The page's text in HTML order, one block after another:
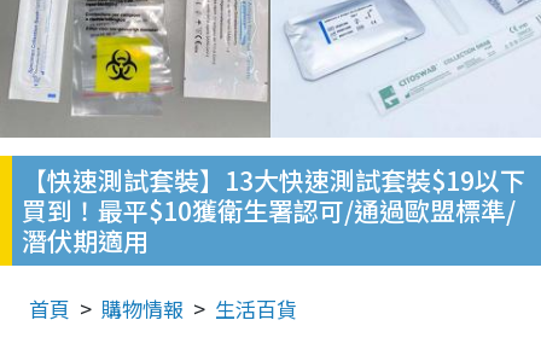
【快速測試套裝】13大快速測試套裝$19以下
買到！最平$10獲衛生署認可/通過歐盟標準/
潛伏期適用
首頁 購物情報 生活百貨